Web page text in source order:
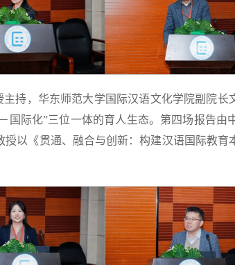
持，华东师范大学国际汉语文化学院副院
际化”三位一体的育人生态。第四场报告由
授以《贯通、融合与创新：构建汉语国际教